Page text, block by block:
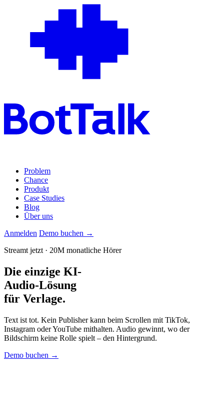
Problem
Chance
Produkt
Case Studies
Blog
Über uns
Anmelden Demo buchen →
Streamt jetzt · 20M monatliche Hörer
Die einzige KI-
Audio-Lösung
für Verlage.
Text ist tot. Kein Publisher kann beim Scrollen mit TikTok,
Instagram oder YouTube mithalten. Audio gewinnt, wo der
Bildschirm keine Rolle spielt – den Hintergrund.
Demo buchen →